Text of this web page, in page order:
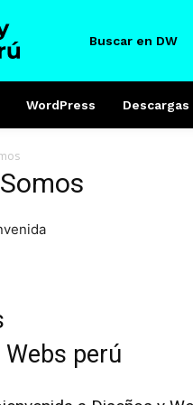
Buscar en DW
WordPress Descargas
perú